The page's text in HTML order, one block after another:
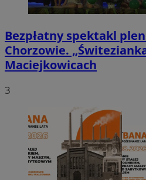
Bezpłatny spektakl
Chorzowie.
Maciejkowicach
3